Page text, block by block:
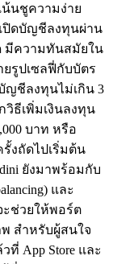
น้นชูความง่าย
ปิดบัญชีลงทุนผ่าน
มีความทันสมัยใน
รูปเซลฟี่กับบัตร
ญชีลงทุนไม่เกิน 3
ธีเพิ่มเงินลงทุน
บาท หรือ
รั้งถัดไปเริ่มต้น
ยังมาพร้อมกับ
และ
ะช่วยให้พอร์ต
สำหรับผู้สนใจ
App Store และ